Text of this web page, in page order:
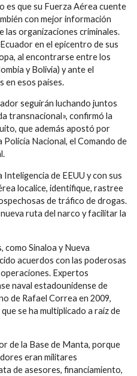
es que su Fuerza Aérea cuente
con mejor información
las organizaciones criminales.
en el epicentro de sus
al encontrarse entre los
y Bolivia) y ante el
en esos países.
seguirán luchando juntos
transnacional», confirmó la
que además apostó por
Policía Nacional, el Comando de
de EEUU y con sus
localice, identifique, rastree
de tráfico de drogas.
ruta del narco y facilitar la
como Sinaloa y Nueva
acuerdos con las poderosas
Expertos
naval estadounidense de
de Rafael Correa en 2009,
se ha multiplicado a raíz de
de la Base de Manta, porque
eran militares
de asesores, financiamiento,